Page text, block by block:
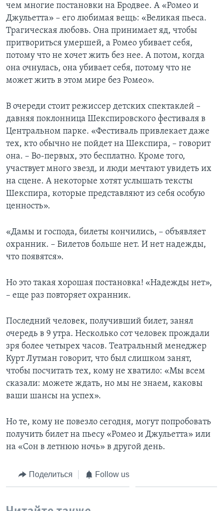
чем многие постановки на Бродвее. А «Ромео и
Джульетта» – его любимая вещь: «Великая пьеса.
Трагическая любовь. Она принимает яд, чтобы
притвориться умершей, а Ромео убивает себя,
потому что не хочет жить без нее. А потом, когда
она очнулась, она убивает себя, потому что не
может жить в этом мире без Ромео».
В очереди стоит режиссер детских спектаклей –
давняя поклонница Шекспировского фестиваля в
Центральном парке. «Фестиваль привлекает даже
тех, кто обычно не пойдет на Шекспира, – говорит
она. – Во-первых, это бесплатно. Кроме того,
участвует много звезд, и люди мечтают увидеть их
на сцене. А некоторые хотят услышать тексты
Шекспира, которые представляют из себя особую
ценность».
«Дамы и господа, билеты кончились, – объявляет
охранник. – Билетов больше нет. И нет надежды,
что появятся».
Но это такая хорошая постановка! «Надежды нет»,
– еще раз повторяет охранник.
Последний человек, получивший билет, занял
очередь в 9 утра. Несколько сот человек прождали
зря более четырех часов. Театральный менеджер
Курт Лутман говорит, что был слишком занят,
чтобы посчитать тех, кому не хватило: «Мы всем
сказали: можете ждать, но мы не знаем, каковы
ваши шансы на успех».
Но те, кому не повезло сегодня, могут попробовать
получить билет на пьесу «Ромео и Джульетта» или
на «Сон в летнюю ночь» в другой день.
Поделиться Follow us